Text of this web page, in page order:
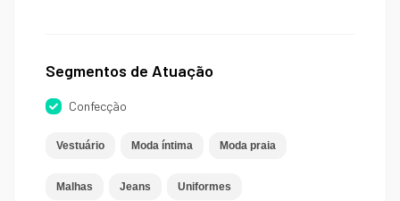
Segmentos de Atuação
Confecção
Vestuário Moda íntima Moda praia
Malhas Jeans Uniformes